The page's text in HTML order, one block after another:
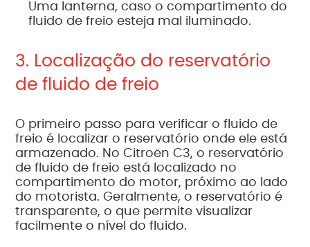
Uma lanterna, caso o compartimento do
fluido de freio esteja mal iluminado.
3. Localização do reservatório
de fluido de freio
O primeiro passo para verificar o fluido de
freio é localizar o reservatório onde ele está
armazenado. No Citroën C3, o reservatório
de fluido de freio está localizado no
compartimento do motor, próximo ao lado
do motorista. Geralmente, o reservatório é
transparente, o que permite visualizar
facilmente o nível do fluido.